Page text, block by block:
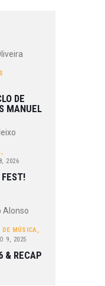
DE
MANUEL
,
2026
DE MÚSICA,
9, 2025
& RECAP